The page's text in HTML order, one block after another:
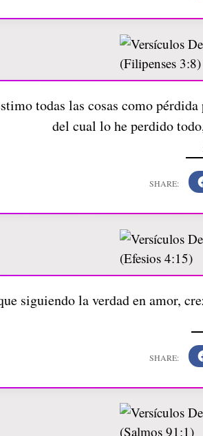
todas las cosas como
del cual lo he perdido
siguiendo la verdad en amor,